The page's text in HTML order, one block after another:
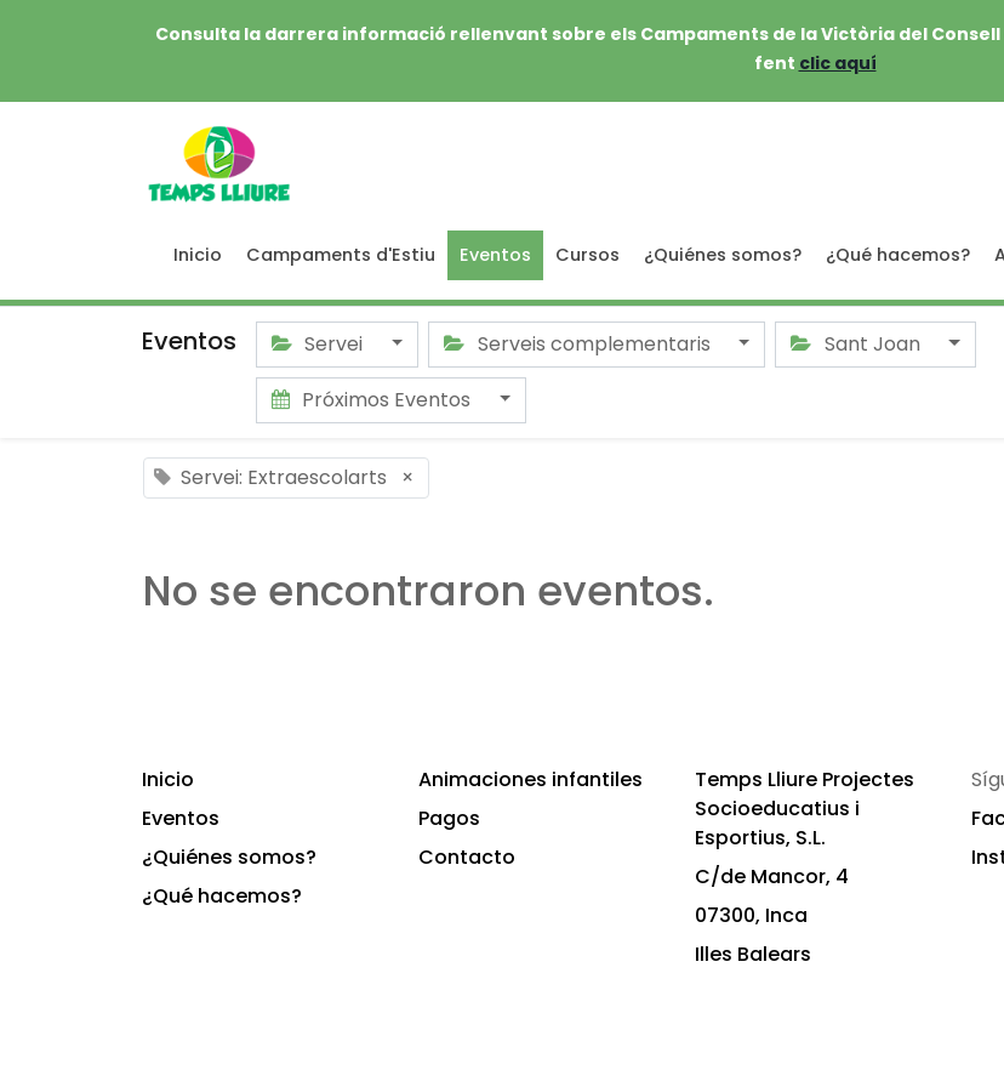
Consulta la darrera informació rellenvant sobre els Campaments de la Victòria del
fent clic aquí
Inicio Campaments d'Estiu Eventos Cursos ¿Quiénes somos? ¿Qué hacemos?
Eventos Servei Serveis complementaris
Sant Joan
Próximos Eventos
Servei: Extraescolarts ×
No se encontraron eventos.
Inicio
Eventos
¿Quiénes somos?
¿Qué hacemos?
Animaciones infantiles
Pagos
Contacto
Temps Lliure Projectes
Socioeducatius i
Esportius, S.L.
C/de Mancor, 4
07300, Inca
Illes Balears